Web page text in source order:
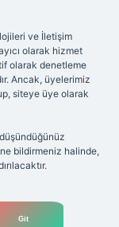
ve İletişim
olarak hizmet
olarak denetleme
Ancak, üyelerimiz
siteye üye olarak
bildirmeniz halinde,